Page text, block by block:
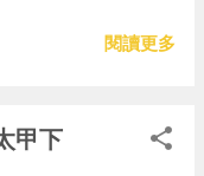
閱讀更多
甲下